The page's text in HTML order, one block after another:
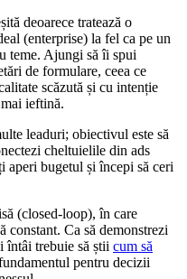
deoarece tratează o
(enterprise) la fel ca pe un
teme. Ajungi să îi spui
de formulare, ceea ce
scăzută și cu intenție
ieftină.
leaduri; obiectivul este să
cheltuielile din ads
aperi bugetul și începi să ceri
(closed-loop), în care
Ca să demonstrezi
întâi trebuie să știi cum să
pentru decizii